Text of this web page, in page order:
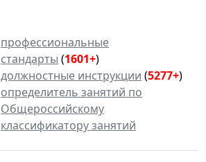
профессиональные
стандарты (1601+)
должностные инструкции (5277+)
определитель занятий по
Общероссийскому
классификатору занятий